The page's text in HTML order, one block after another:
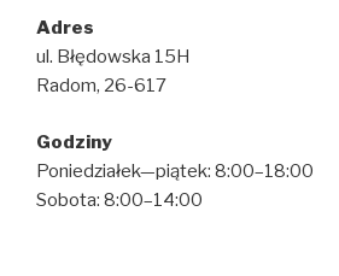
Adres
ul. Błędowska 15H
Radom, 26-617
Godziny
Poniedziałek—piątek: 8:00–18:00
Sobota: 8:00–14:00